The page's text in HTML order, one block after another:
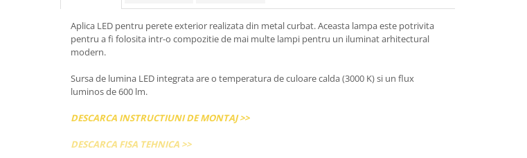
Aplica LED pentru perete exterior realizata din metal curbat. Aceasta lampa este potrivita
pentru a fi folosita intr-o compozitie de mai multe lampi pentru un iluminat arhitectural
modern.
Sursa de lumina LED integrata are o temperatura de culoare calda (3000 K) si un flux
luminos de 600 lm.
DESCARCA INSTRUCTIUNI DE MONTAJ >>
DESCARCA FISA TEHNICA >>